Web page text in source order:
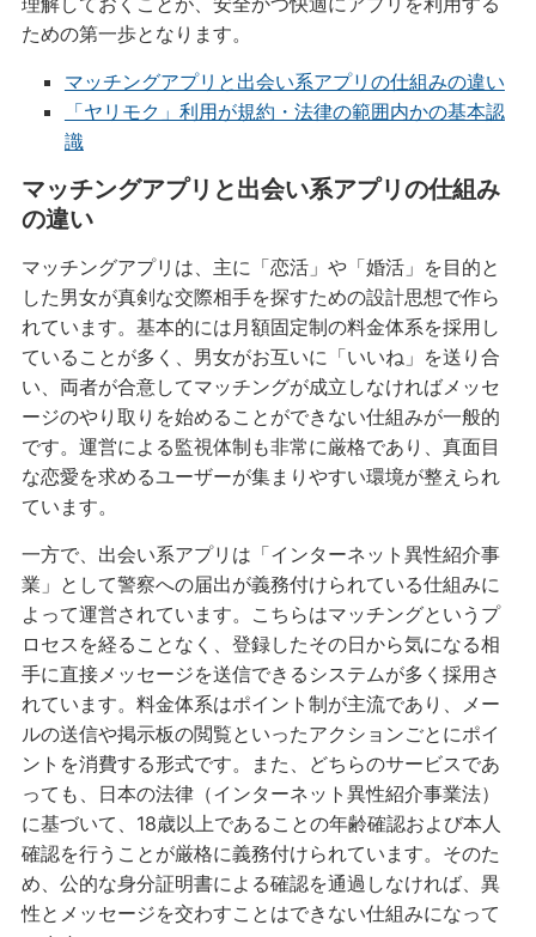
ための第一歩となります。
マッチングアプリと出会い系アプリの仕組みの違い
「ヤリモク」利用が規約・法律の範囲内かの基本認
識
マッチングアプリと出会い系アプリの仕組み
の違い
マッチングアプリは、主に「恋活」や「婚活」を目的と
した男女が真剣な交際相手を探すための設計思想で作ら
れています。基本的には月額固定制の料金体系を採用し
ていることが多く、男女がお互いに「いいね」を送り合
い、両者が合意してマッチングが成立しなければメッセ
ージのやり取りを始めることができない仕組みが一般的
です。運営による監視体制も非常に厳格であり、真面目
な恋愛を求めるユーザーが集まりやすい環境が整えられ
ています。
一方で、出会い系アプリは「インターネット異性紹介事
業」として警察への届出が義務付けられている仕組みに
よって運営されています。こちらはマッチングというプ
ロセスを経ることなく、登録したその日から気になる相
手に直接メッセージを送信できるシステムが多く採用さ
れています。料金体系はポイント制が主流であり、メー
ルの送信や掲示板の閲覧といったアクションごとにポイ
ントを消費する形式です。また、どちらのサービスであ
っても、日本の法律（インターネット異性紹介事業法）
に基づいて、18歳以上であることの年齢確認および本人
確認を行うことが厳格に義務付けられています。そのた
め、公的な身分証明書による確認を通過しなければ、異
性とメッセージを交わすことはできない仕組みになって